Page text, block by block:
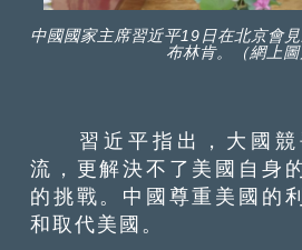
中國國家主席習近平19日在北京會
布林肯。（網上圖
習近平指出，大國競
流，更解決不了美國自身
的挑戰。中國尊重美國的
和取代美國。